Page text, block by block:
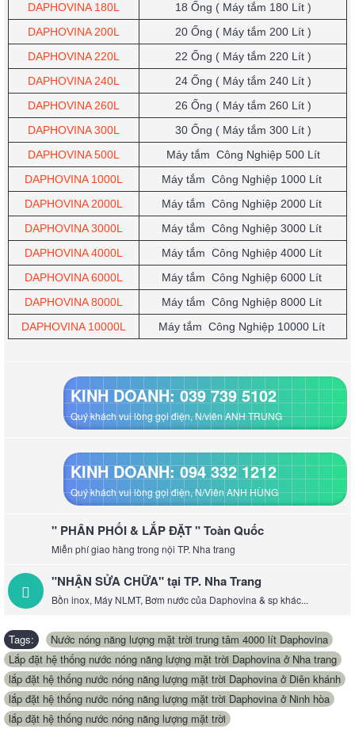
DAPHOVINA 180L
18 Ống ( Máy tắm 180 Lít )
DAPHOVINA 200L
20 Ống ( Máy tắm 200 Lít )
DAPHOVINA 220L
22 Ống ( Máy tắm 220 Lít )
DAPHOVINA 240L
24 Ống ( Máy tắm 240 Lít )
DAPHOVINA 260L
26 Ống ( Máy tắm 260 Lít )
DAPHOVINA 300L
30 Ống ( Máy tắm 300 Lít )
DAPHOVINA 500L
Máy tắm Công Nghiệp500 Lít
DAPHOVINA 1000L
Máy tắm Công Nghiệp1000 Lít
DAPHOVINA 2000L
Máy tắm Công Nghiệp2000 Lít
DAPHOVINA 3000L
Máy tắm Công Nghiệp3000 Lít
DAPHOVINA 4000L
Máy tắm Công Nghiệp4000 Lít
DAPHOVINA 6000L
Máy tắm Công Nghiệp6000 Lít
DAPHOVINA 8000L
Máy tắm Công Nghiệp8000 Lít
DAPHOVINA 10000L
Máy tắm Công Nghiệp10000 Lít
KINH DOANH: 039 739 5102
Quý khách vui lòng gọi điện, N/viên ANH TRUNG
KINH DOANH: 094 332 1212
Quý khách vui lòng gọi điện, N/Viên ANH HÙNG
" PHÂN PHỐI & LẮP ĐẶT " Toàn Quốc
Miễn phí giao hàng trong nội TP. Nha trang
"NHẬN SỬA CHỮA" tại TP. Nha Trang
Bồn inox, Máy NLMT, Bơm nước của Daphovina & sp khác...
Tags: Nước nóng năng lượng mặt trời trung tâm 4000 lít Daphovina
Lắp đặt hệ thống nước nóng năng lượng mặt trời Daphovina ở Nha trang
lắp đặt hệ thống nước nóng năng lượng mặt trời Daphovina ở Diên khánh
lắp đặt hệ thống nước nóng năng lượng mặt trời Daphovina ở Ninh hòa
lắp đặt hệ thống nước nóng năng lượng mặt trời